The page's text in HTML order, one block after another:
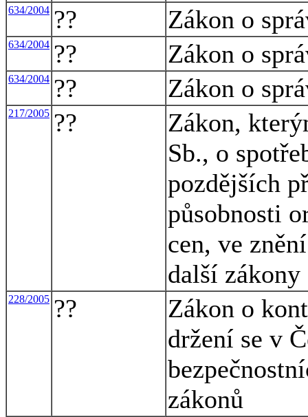
634/2004 ?? Zákon o
634/2004 ?? Zákon o
634/2004 ?? Zákon o
217/2005 ??
Zákon,
Sb., o
pozdějších
působnosti
cen, ve
další zákony
228/2005 ??
Zákon o
držení se v
zákonů